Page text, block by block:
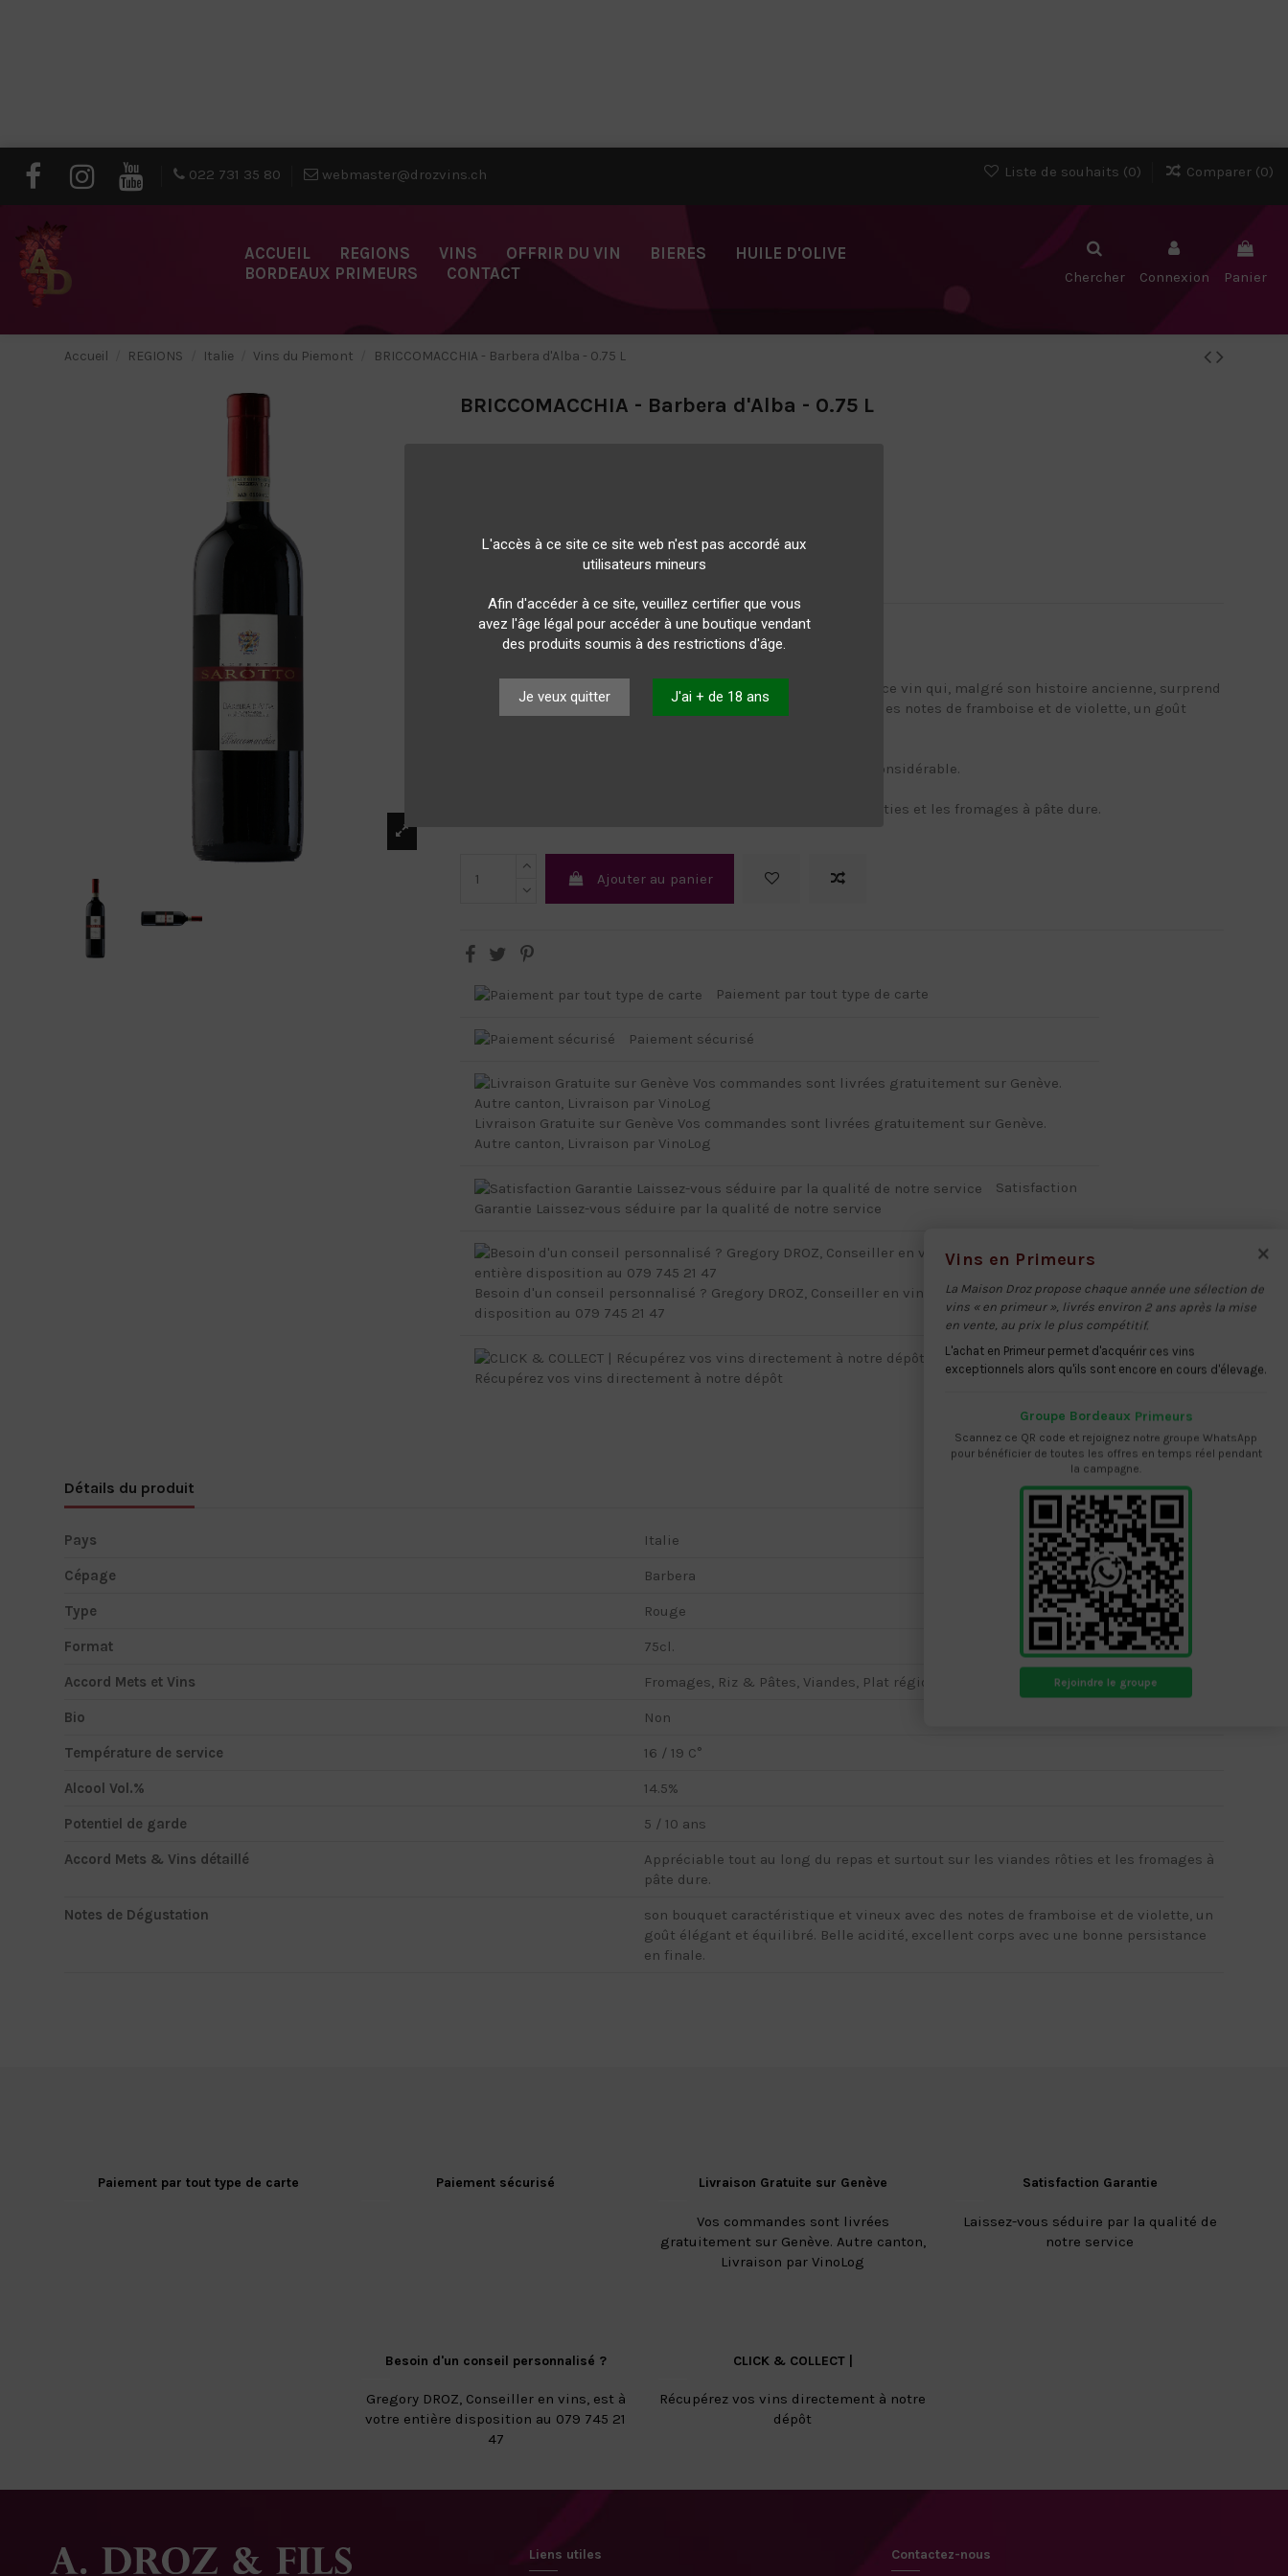
L'accès à ce site ce site web n'est pas accordé aux
utilisateurs mineurs
Afin d'accéder à ce site, veuillez certifier que vous
avez l'âge légal pour accéder à une boutique vendant
des produits soumis à des restrictions d'âge.
Je veux quitter J'ai + de 18 ans
022 731 35 80 webmaster@drozvins.ch Liste de souhaits (0) Comparer (0)
ACCUEIL REGIONS VINS OFFRIR DU VIN BIERES
HUILE D'OLIVE
BORDEAUX PRIMEURS
CONTACT Chercher Connexion Panier
Accueil REGIONS Italie Vins du Piemont BRICCOMACCHIA - Barbera d'Alba - 0.75 L
BRICCOMACCHIA - Barbera d'Alba - 0.75 L
Référence 7_PMT_220307
DOC - "Briccomacc"
Roberto Sarotto
L'élevage en fûts de chêne et en bouteilles sont les secrets de ce vin qui, malgré son histoire ancienne, surprend
par sa modernité, son bouquet caractéristique et vineux avec des notes de framboise et de violette, un goût
Acidité correcte, excellent corps avec une persistance finale considérable.
Appréciable tout au long du repas et surtout sur les viandes rôties et les fromages à pâte dure.
Ajouter au panier
Paiement par tout type de carte
Paiement sécurisé
Livraison Gratuite sur Genève Vos commandes sont livrées gratuitement sur Genève.
Autre canton, Livraison par VinoLog
Satisfaction
Garantie Laissez-vous séduire par la qualité de notre service
Besoin d'un conseil personnalisé ? Gregory DROZ, Conseiller en vins, est à votre entière
disposition au 079 745 21 47
CLICK & COLLECT |
Récupérez vos vins directement à notre dépôt
Détails du produit
Pays Italie
Cépage Barbera
Type Rouge
Format 75cl.
Accord Mets et Vins Fromages, Riz & Pâtes, Viandes, Plat régionaux ou d’ailleurs
Bio Non
Température de service 16 / 19 C°
Alcool Vol.% 14.5%
Potentiel de garde 5 / 10 ans
Accord Mets & Vins détaillé
Appréciable tout au long du repas et surtout sur les viandes rôties et les fromages à
pâte dure.
Notes de Dégustation
son bouquet caractéristique et vineux avec des notes de framboise et de violette, un
goût élégant et équilibré. Belle acidité, excellent corps avec une bonne persistance
en finale.
Paiement par tout type de carte Paiement sécurisé Livraison Gratuite sur Genève
Vos commandes sont livrées
gratuitement sur Genève. Autre canton,
Livraison par VinoLog
Satisfaction Garantie
Laissez-vous séduire par la qualité de
notre service
Besoin d'un conseil personnalisé ?
Gregory DROZ, Conseiller en vins, est à
votre entière disposition au 079 745 21
47
CLICK & COLLECT |
Récupérez vos vins directement à notre
dépôt
Liens utiles Contactez-nous
×
Vins en Primeurs
La Maison Droz propose chaque année une sélection de
vins « en primeur », livrés environ 2 ans après la mise
en vente, au prix le plus compétitif.
L'achat en Primeur permet d'acquérir ces vins
exceptionnels alors qu'ils sont encore en cours d'élevage.
Groupe Bordeaux Primeurs
Scannez ce QR code et rejoignez notre groupe WhatsApp
pour bénéficier de toutes les offres en temps réel pendant
la campagne.
Rejoindre le groupe